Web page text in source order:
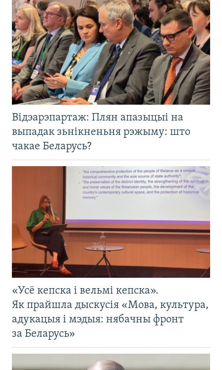
Відэарэпартаж: Плян апазыцыі на
выпадак зьнікненьня рэжыму: што
чакае Беларусь?
«Усё кепска і вельмі кепска».
Як прайшла дыскусія «Мова, культура,
адукацыя і мэдыя: нябачны фронт
за Беларусь»